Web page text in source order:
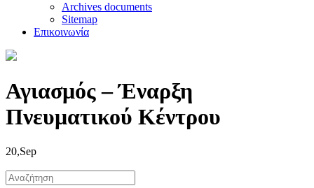
Archives documents
Sitemap
Επικοινωνία
Αγιασμός – Έναρξη
Πνευματικού Κέντρου
20,Sep